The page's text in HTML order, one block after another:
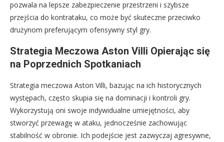
pozwala na lepsze zabezpieczenie przestrzeni i szybsze
przejścia do kontrataku, co może być skuteczne przeciwko
drużynom preferującym ofensywny styl gry.
Strategia Meczowa Aston Villi Opierając się
na Poprzednich Spotkaniach
Strategia meczowa Aston Villi, bazując na ich historycznych
występach, często skupia się na dominacji i kontroli gry.
Wykorzystują oni swoje indywidualne umiejętności, aby
stworzyć przewagę w ataku, jednocześnie zachowując
stabilność w obronie. Ich podejście jest zazwyczaj agresywne,